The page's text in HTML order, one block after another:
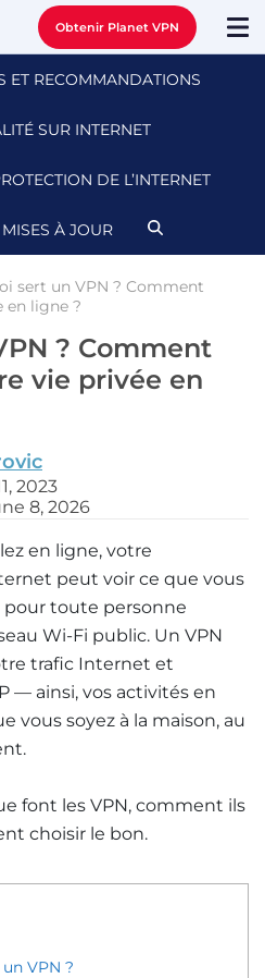
Obtenir Planet VPN
ET RECOMMANDATIONS
SUR INTERNET
DE L’INTERNET
À JOUR
sert un VPN ? Comment
en ligne ?
? Comment
vie privée en
2023
8, 2026
en ligne, votre
peut voir ce que vous
pour toute personne
Wi-Fi public. Un VPN
trafic Internet et
— ainsi, vos activités en
vous soyez à la maison, au
font les VPN, comment ils
choisir le bon.
VPN ?